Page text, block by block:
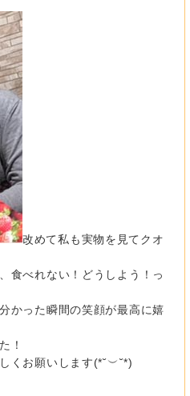
改めて私も実物を見てクオ
食べれない！どうしよう！っ
かった瞬間の笑顔が最高に嬉
！
くお願いします(*˘︶˘*)